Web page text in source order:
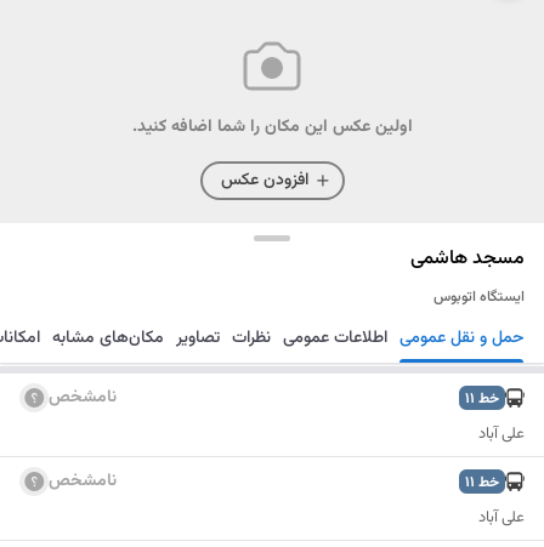
اولین عکس این مکان را شما اضافه کنید.
افزودن عکس
مسجد هاشمی
ایستگاه اتوبوس
مسیریابی ذخیره ارسال حمل و نقل عمومی اطلاعات عمومی نظرات تصاویر مکان‌های مشابه
خط 11 نامشخص
علی آباد
خط 11 نامشخص
علی آباد